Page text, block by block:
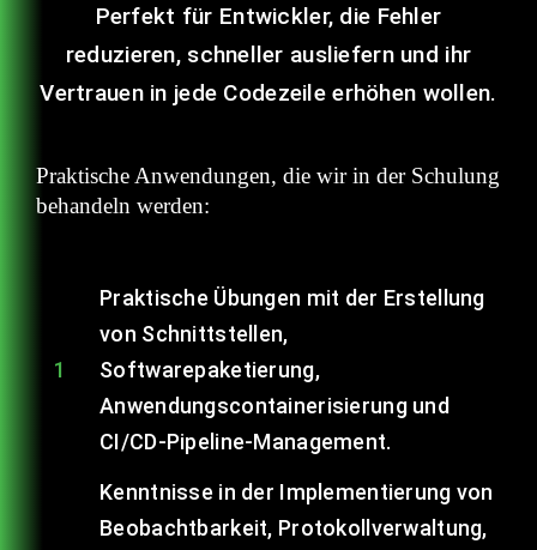
Perfekt für Entwickler, die Fehler
reduzieren, schneller ausliefern und ihr
Vertrauen in jede Codezeile erhöhen wollen.
Praktische Anwendungen, die wir in der Schulung
behandeln werden:
1
Praktische Übungen mit der Erstellung
von Schnittstellen,
Softwarepaketierung,
Anwendungscontainerisierung und
CI/CD-Pipeline-Management.
Kenntnisse in der Implementierung von
Beobachtbarkeit, Protokollverwaltung,